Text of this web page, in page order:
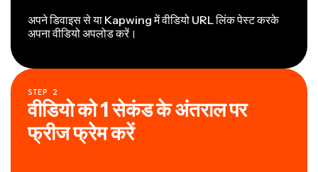
अपने डिवाइस से या Kapwing में वीडियो URL लिंक पेस्ट करके
अपना वीडियो अपलोड करें।
STEP 2
वीडियो को 1 सेकंड के अंतराल पर
फ्रीज फ्रेम करें